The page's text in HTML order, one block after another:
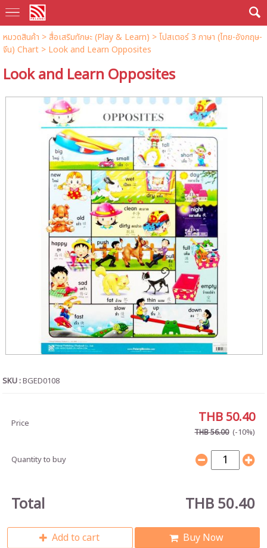
หมวดสินค้า >สื่อเสริมทักษะ (Play & Learn) >โปสเตอร์ 3 ภาษา (ไทย-อังกฤษ-
จีน) Chart> Look and Learn Opposites
Look and Learn Opposites
SKU :BGED0108
Price THB 50.40
THB 56.00 (-10%)
Quantity to buy
Total THB 50.40
Add to cart Buy Now